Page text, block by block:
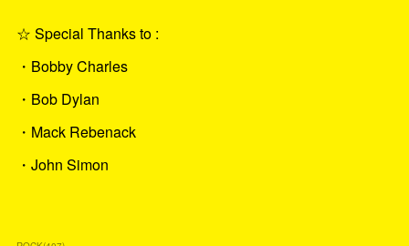
☆ Special Thanks to :
・Bobby Charles
・Bob Dylan
・Mack Rebenack
・John Simon